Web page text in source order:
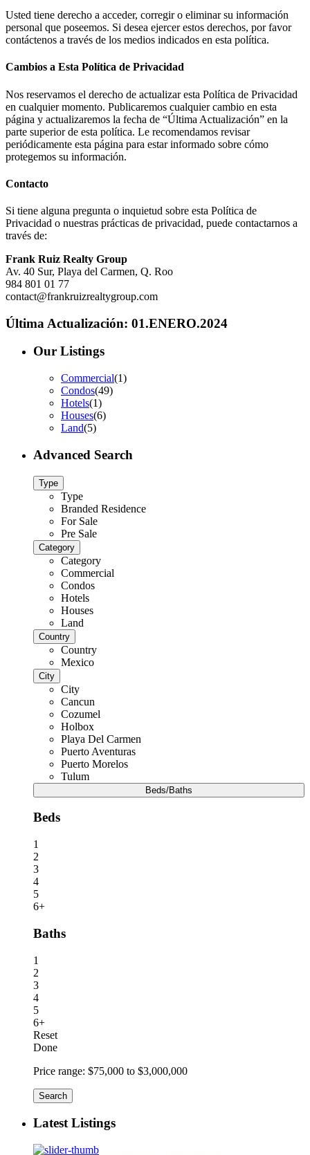
Usted tiene derecho a acceder, corregir o eliminar su información
personal que poseemos. Si desea ejercer estos derechos, por favor
contáctenos a través de los medios indicados en esta política.
Cambios a Esta Política de Privacidad
Nos reservamos el derecho de actualizar esta Política de Privacidad
en cualquier momento. Publicaremos cualquier cambio en esta
página y actualizaremos la fecha de “Última Actualización” en la
parte superior de esta política. Le recomendamos revisar
periódicamente esta página para estar informado sobre cómo
protegemos su información.
Contacto
Si tiene alguna pregunta o inquietud sobre esta Política de
Privacidad o nuestras prácticas de privacidad, puede contactarnos a
través de:
Frank Ruiz Realty Group
Av. 40 Sur, Playa del Carmen, Q. Roo
984 801 01 77
contact@frankruizrealtygroup.com
Última Actualización: 01.ENERO.2024
Our Listings
Commercial(1)
Condos(49)
Hotels(1)
Houses(6)
Land(5)
Advanced Search
Type
Type
Branded Residence
For Sale
Pre Sale
Category
Category
Commercial
Condos
Hotels
Houses
Land
Country
Country
Mexico
City
City
Cancun
Cozumel
Holbox
Playa Del Carmen
Puerto Aventuras
Puerto Morelos
Tulum
Beds/Baths
Beds
1
2
3
4
5
6+
Baths
1
2
3
4
5
6+
Reset
Done
Price range: $75,000 to $3,000,000
Search
Latest Listings